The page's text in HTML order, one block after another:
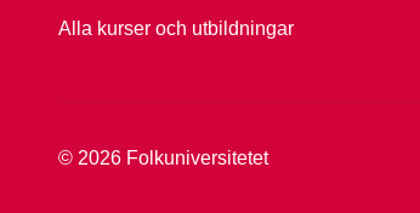
Alla kurser och utbildningar
© 2026 Folkuniversitetet